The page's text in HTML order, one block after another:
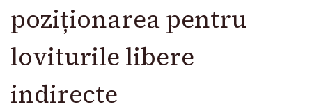
poziționarea pentru
loviturile libere
indirecte